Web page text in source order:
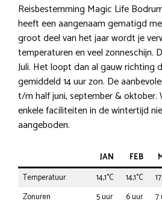
Reisbestemming Magic Life
heeft een aangenaam gematigd
groot deel van het jaar wordt je
temperaturen en veel zonneschijn.
Juli. Het loopt dan al gauw richting
gemiddeld 14 uur zon. De
t/m half juni, september & oktober.
enkele faciliteiten in de wintertijd
aangeboden.
JAN FEB
Temperatuur
14,1°C 14,1°C
Zonuren
5 uur 6 uur 7